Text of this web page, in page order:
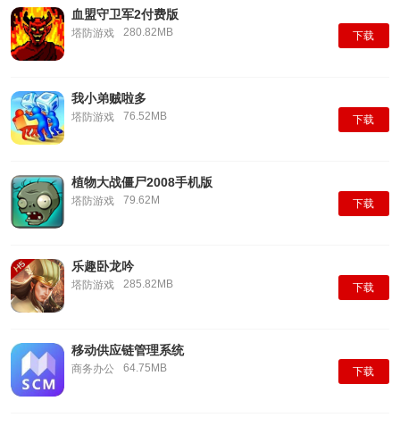
血盟守卫军2付费版
塔防游戏 280.82MB 下载
我小弟贼啦多
塔防游戏 76.52MB 下载
植物大战僵尸2008手机版
塔防游戏 79.62M 下载
乐趣卧龙吟
塔防游戏 285.82MB 下载
移动供应链管理系统
商务办公 64.75MB 下载